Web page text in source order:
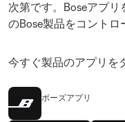
次第です。Boseアプ
のBose製品をコントロ
今すぐ製品のアプリを
ボーズアプリ